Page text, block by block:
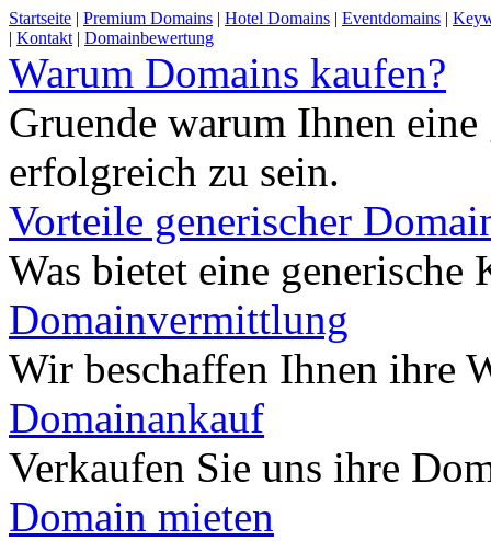
Startseite | Premium Domains | Hotel Domains | Eventdomains |
| Kontakt | Domainbewertung
Warum Domains kaufen?
Gruende warum Ihnen
erfolgreich zu sein.
Vorteile generischer
Was bietet eine
Domainvermittlung
Wir beschaffen Ihnen ihre
Domainankauf
Verkaufen Sie uns ihre
Domain mieten